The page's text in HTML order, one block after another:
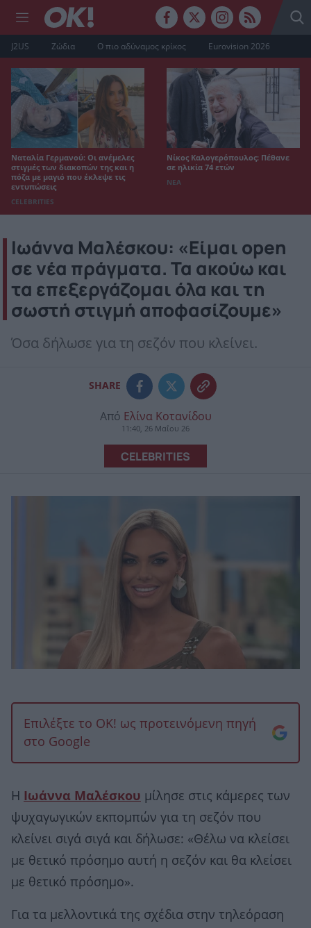
J2US Ζώδια Ο πιο αδύναμος κρίκος Eurovision 2026
Ναταλία Γερμανού: Οι ανέμελες
στιγμές των διακοπών της και η
πόζα με μαγιό που έκλεψε τις
εντυπώσεις
CELEBRITIES
Νίκος Καλογερόπουλος: Πέθανε
σε ηλικία 74 ετών
ΝΕΑ
Ιωάννα Μαλέσκου: «Είμαι open
σε νέα πράγματα. Τα ακούω και
τα επεξεργάζομαι όλα και τη
σωστή στιγμή αποφασίζουμε»
Όσα δήλωσε για τη σεζόν που κλείνει.
SHARE
Από Ελίνα Κοτανίδου
11:40, 26 Μαΐου 26
CELEBRITIES
Επιλέξτε το OK! ως προτεινόμενη πηγή
στο Google
Η Ιωάννα Μαλέσκου μίλησε στις κάμερες των
ψυχαγωγικών εκπομπών για τη σεζόν που
κλείνει σιγά σιγά και δήλωσε: «Θέλω να κλείσει
με θετικό πρόσημο αυτή η σεζόν και θα κλείσει
με θετικό πρόσημο».
Για τα μελλοντικά της σχέδια στην τηλεόραση